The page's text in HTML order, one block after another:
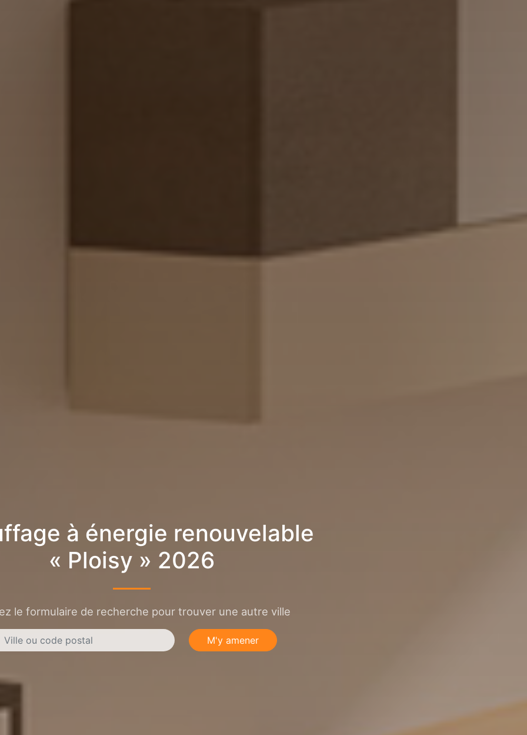
à énergie renouvelable
« Ploisy » 2026
le formulaire de recherche pour trouver une autre ville
M'y amener